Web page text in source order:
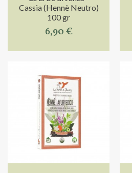
Cassia (Hennè Neutro)
100 gr
6,90 €